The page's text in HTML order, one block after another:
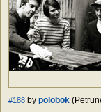
#188 by polobok